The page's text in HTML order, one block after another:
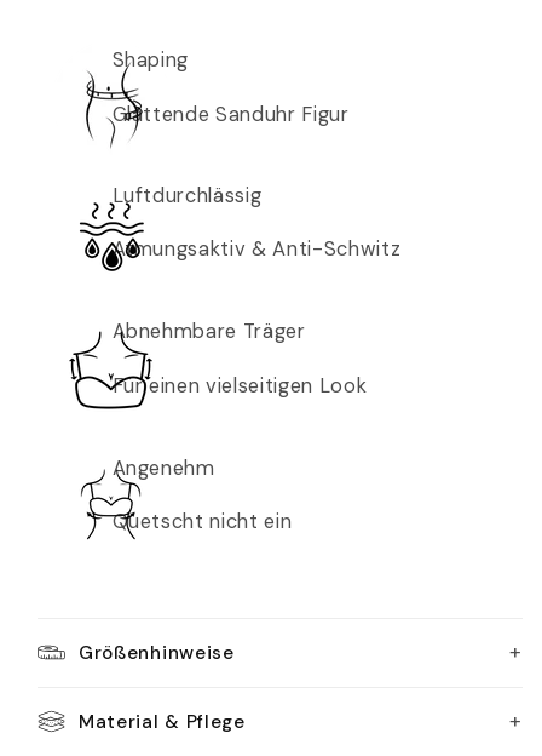
Shaping
Glättende Sanduhr Figur
Luftdurchlässig
Atmungsaktiv & Anti-Schwitz
Abnehmbare Träger
Für einen vielseitigen Look
Angenehm
Quetscht nicht ein
Größenhinweise +
Material & Pflege +